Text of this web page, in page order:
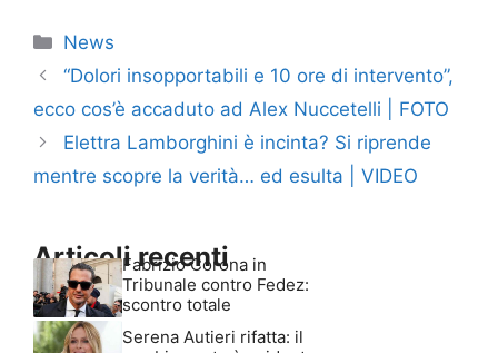
Categorie
News
“Dolori insopportabili e 10 ore di intervento”,
ecco cos’è accaduto ad Alex Nuccetelli | FOTO
Elettra Lamborghini è incinta? Si riprende
mentre scopre la verità… ed esulta | VIDEO
Articoli recenti
Fabrizio Corona in
Tribunale contro Fedez:
scontro totale
Serena Autieri rifatta: il